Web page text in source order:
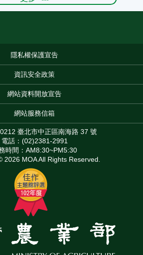
隱私權保護宣告
資訊安全政策
網站資料開放宣告
網站服務信箱
臺北市中正區南海路 37 號
電話：(02)2381-2991
時間：AM8:30~PM5:30
2026 MOA All Rights Reserved.